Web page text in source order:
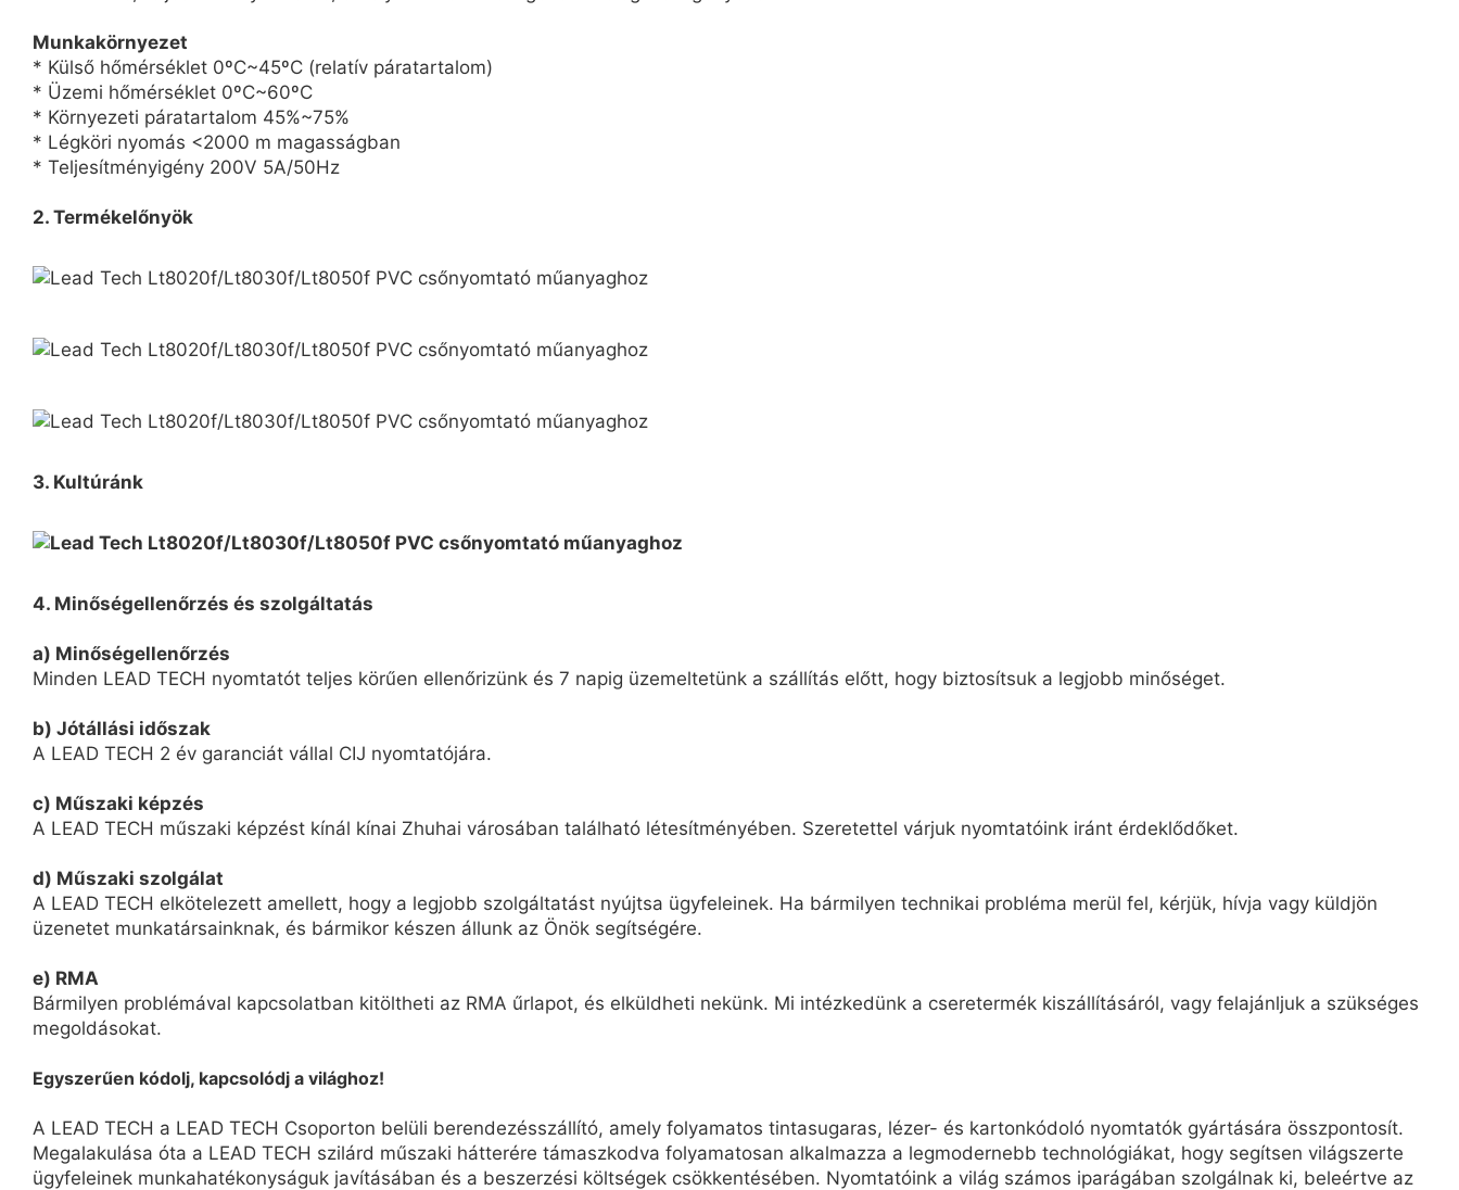
Munkakörnyezet
* Külső hőmérséklet 0ºC~45ºC (relatív páratartalom)
* Üzemi hőmérséklet 0ºC~60ºC
* Környezeti páratartalom 45%~75%
* Légköri nyomás <2000 m magasságban
* Teljesítményigény 200V 5A/50Hz
2. Termékelőnyök
3. Kultúránk
4. Minőségellenőrzés és szolgáltatás
a) Minőségellenőrzés
Minden LEAD TECH nyomtatót teljes körűen ellenőrizünk és 7 napig üzemeltetünk a szállítás előtt, hogy biztosítsuk a legjobb minőséget.
b) Jótállási időszak
A LEAD TECH 2 év garanciát vállal CIJ nyomtatójára.
c) Műszaki képzés
A LEAD TECH műszaki képzést kínál kínai Zhuhai városában található létesítményében. Szeretettel várjuk nyomtatóink iránt érdeklődőket.
d) Műszaki szolgálat
A LEAD TECH elkötelezett amellett, hogy a legjobb szolgáltatást nyújtsa ügyfeleinek. Ha bármilyen technikai probléma merül fel, kérjük, hívja vagy küldjön
üzenetet munkatársainknak, és bármikor készen állunk az Önök segítségére.
e) RMA
Bármilyen problémával kapcsolatban kitöltheti az RMA űrlapot, és elküldheti nekünk. Mi intézkedünk a cseretermék kiszállításáról, vagy felajánljuk a szükséges
megoldásokat.
Egyszerűen kódolj, kapcsolódj a világhoz!
A LEAD TECH a LEAD TECH Csoporton belüli berendezésszállító, amely folyamatos tintasugaras, lézer- és kartonkódoló nyomtatók gyártására összpontosít.
Megalakulása óta a LEAD TECH szilárd műszaki hátterére támaszkodva folyamatosan alkalmazza a legmodernebb technológiákat, hogy segítsen világszerte
ügyfeleinek munkahatékonyságuk javításában és a beszerzési költségek csökkentésében. Nyomtatóink a világ számos iparágában szolgálnak ki, beleértve az